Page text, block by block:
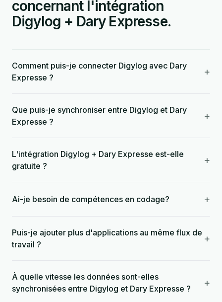
concernant l'intégration
Digylog + Dary Expresse.
Comment puis-je connecter Digylog avec Dary
Expresse ?
+
Que puis-je synchroniser entre Digylog et Dary
Expresse ?
+
L'intégration Digylog + Dary Expresse est-elle
gratuite ?
+
Ai-je besoin de compétences en codage? +
Puis-je ajouter plus d'applications au même flux de
travail ?
+
À quelle vitesse les données sont-elles
synchronisées entre Digylog et Dary Expresse ?
+